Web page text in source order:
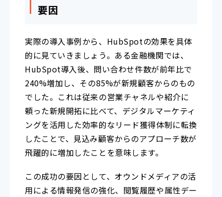
要因
実際の導入事例から、HubSpotの効果を具体
的に見ていきましょう。ある金融機関では、
HubSpot導入後、問い合わせ件数が前年比で
240%増加し、その85%が新規顧客からのもの
でした。これは従来の営業チャネルや紹介に
頼った新規開拓に比べて、デジタルマーケティ
ングを活用した効率的なリード獲得体制に転換
したことで、見込み顧客からのアプローチ数が
飛躍的に増加したことを意味します。
この成功の要因として、オウンドメディアの活
用による情報発信の強化、閲覧履歴や属性デー